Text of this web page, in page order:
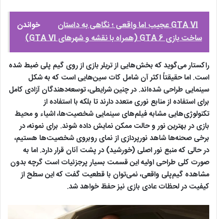
خواندن
GTA VI عجیب اما واقعی ؛ نگاهی به داستان
ساخت بازی GTA 6 (همراه با نقشه و شهرهای GTA VI)
راکستار می‌گوید که بخش‌هایی از تریلر بازی از روی گیم پلی ضبط شده
است. اما حقیقتاً اکثر آن شامل کات ‌سین‌هایی ا‌ست که به شکل
سینمایی طراحی شده‌اند. در چنین شرایطی، توسعه‌دهندگان آزادی کامل
برای استفاده از منابع نوری متعدد دارند تا بلکه با استفاده از
تکنولوژی‌هایی مشابه فیلم‌های سینمایی شخصیت‌ها، اشیاء و محیط
بازی در بهترین نور و حالت ممکن نمایش داده شوند. برای نمونه، در
برخی صحنه‌ها شاهد نورپردازی از نمای روبروی شخصیت‌ها هستیم،
در حالی که منبع نور اصلی (خورشید) در پشت آنان قرار دارد. اما به
صورت کلی طراحی اولیه این قسمت بسیار پرجزئیات است گرچه بدون
مشاهده گیم‌پلی واقعی، نمی‌توان با قطعیت گفت که این سطح از
کیفیت در لحظات عادی بازی نیز حفظ خواهد شد.